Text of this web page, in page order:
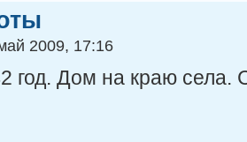
2009, 17:16
год. Дом на кpаю села.